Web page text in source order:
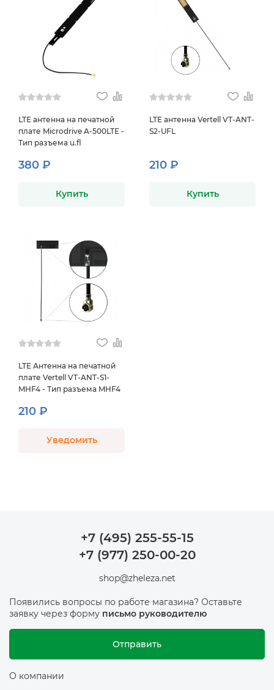
LTE антенна на печатной
плате Microdrive A-500LTE -
Тип разъема u.fl
380 ₽
Купить
LTE антенна Vertell VT-ANT-
S2-UFL
210 ₽
Купить
LTE Антенна на печатной
плате Vertell VT-ANT-S1-
MHF4 - Тип разъема MHF4
210 ₽
Уведомить
+7 (495) 255-55-15
+7 (977) 250-00-20
shop@zheleza.net
Появились вопросы по работе магазина? Оставьте
заявку через форму письмо руководителю
Отправить
О компании